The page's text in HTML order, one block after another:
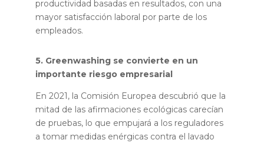
productividad basadas en resultados, con una
mayor satisfacción laboral por parte de los
empleados.
5. Greenwashing se convierte en un
importante riesgo empresarial
En 2021, la Comisión Europea descubrió que la
mitad de las afirmaciones ecológicas carecían
de pruebas, lo que empujará a los reguladores
a tomar medidas enérgicas contra el lavado